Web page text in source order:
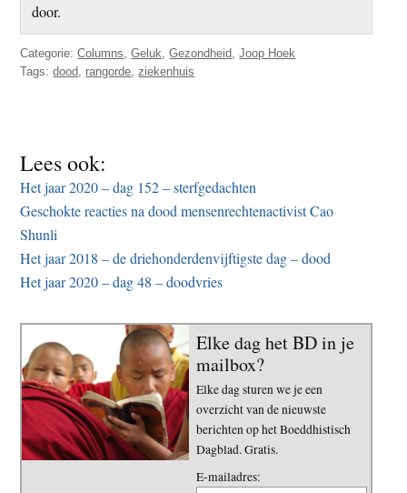
door.
Categorie:Columns,Geluk,Gezondheid,Joop Hoek
Tags:dood, rangorde,ziekenhuis
Lees ook:
Het jaar 2020 – dag 152 – sterfgedachten
Geschokte reacties na dood mensenrechtenactivist Cao
Shunli
Het jaar 2018 – de driehonderdenvijftigste dag – dood
Het jaar 2020 – dag 48 – doodvries
Elke dag het BD in je
mailbox?
Elke dag sturen we je een
overzicht van de nieuwste
berichten op het Boeddhistisch
Dagblad. Gratis.
E-mailadres: